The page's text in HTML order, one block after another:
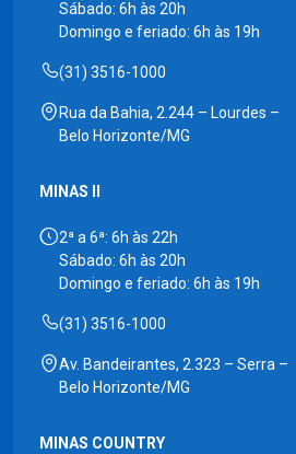
Sábado: 6h às 20h
Domingo e feriado: 6h às 19h
(31) 3516-1000
Rua da Bahia, 2.244 – Lourdes –
Belo Horizonte/MG
MINAS II
2ª a 6ª: 6h às 22h
Sábado: 6h às 20h
Domingo e feriado: 6h às 19h
(31) 3516-1000
Av. Bandeirantes, 2.323 – Serra –
Belo Horizonte/MG
MINAS COUNTRY